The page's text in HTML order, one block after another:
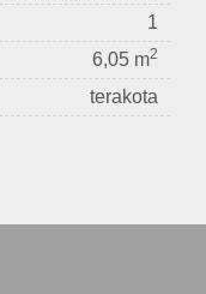
1
6,05 m2
terakota